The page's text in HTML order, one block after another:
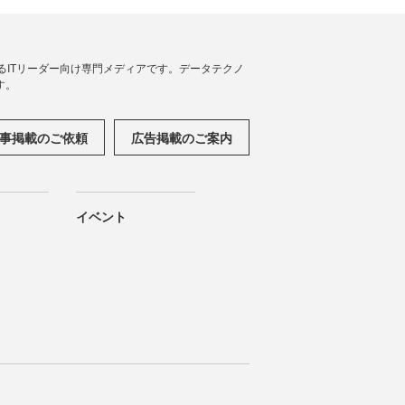
リーダー向け専門メディアです。データテクノ
掲載のご依頼 広告掲載のご案内
イベント